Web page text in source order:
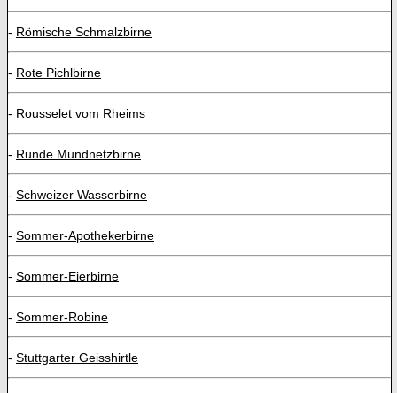
- Römische Schmalzbirne
- Rote Pichlbirne
- Rousselet vom Rheims
- Runde Mundnetzbirne
- Schweizer Wasserbirne
- Sommer-Apothekerbirne
- Sommer-Eierbirne
- Sommer-Robine
- Stuttgarter Geisshirtle